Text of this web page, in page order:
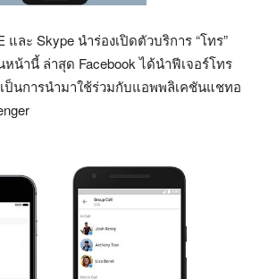
ละ Skype นำร่องเปิดตัวบริการ “โทร”
น้านี้ ล่าสุด Facebook ได้นำฟีเจอร์โทร
ป็นการนำมาใช้ร่วมกับแอพพลิเคชันแชทอ